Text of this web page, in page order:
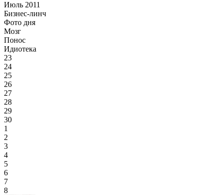
Июль 2011
Бизнес-линч
Фото дня
Мозг
Понос
Идиотека
23
24
25
26
27
28
29
30
1
2
3
4
5
6
7
8